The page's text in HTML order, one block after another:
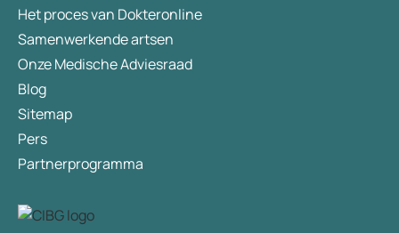
Het proces van Dokteronline
Samenwerkende artsen
Onze Medische Adviesraad
Blog
Sitemap
Pers
Partnerprogramma